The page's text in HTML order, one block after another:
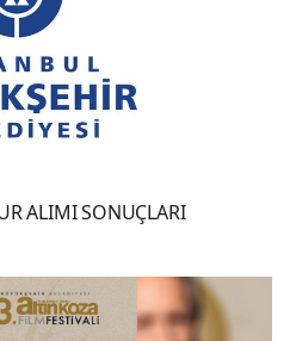
ALIMI SONUÇLARI